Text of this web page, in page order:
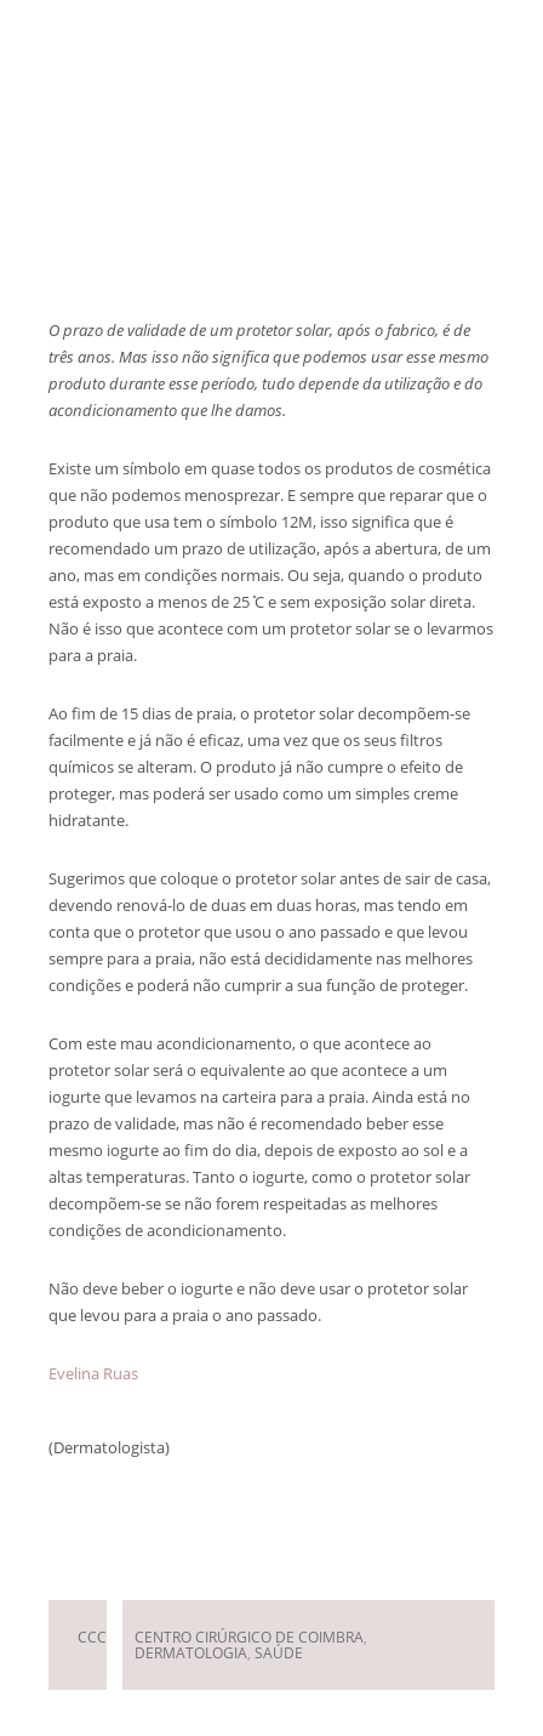
O prazo de validade de um protetor solar, após o fabrico, é de
três anos. Mas isso não significa que podemos usar esse mesmo
produto durante esse período, tudo depende da utilização e do
acondicionamento que lhe damos.
Existe um símbolo em quase todos os produtos de cosmética
que não podemos menosprezar. E sempre que reparar que o
produto que usa tem o símbolo 12M, isso significa que é
recomendado um prazo de utilização, após a abertura, de um
ano, mas em condições normais. Ou seja, quando o produto
está exposto a menos de 25 ̊C e sem exposição solar direta.
Não é isso que acontece com um protetor solar se o levarmos
para a praia.
Ao fim de 15 dias de praia, o protetor solar decompõem-se
facilmente e já não é eficaz, uma vez que os seus filtros
químicos se alteram. O produto já não cumpre o efeito de
proteger, mas poderá ser usado como um simples creme
hidratante.
Sugerimos que coloque o protetor solar antes de sair de casa,
devendo renová-lo de duas em duas horas, mas tendo em
conta que o protetor que usou o ano passado e que levou
sempre para a praia, não está decididamente nas melhores
condições e poderá não cumprir a sua função de proteger.
Com este mau acondicionamento, o que acontece ao
protetor solar será o equivalente ao que acontece a um
iogurte que levamos na carteira para a praia. Ainda está no
prazo de validade, mas não é recomendado beber esse
mesmo iogurte ao fim do dia, depois de exposto ao sol e a
altas temperaturas. Tanto o iogurte, como o protetor solar
decompõem-se se não forem respeitadas as melhores
condições de acondicionamento.
Não deve beber o iogurte e não deve usar o protetor solar
que levou para a praia o ano passado.
Evelina Ruas
(Dermatologista)
CCC CENTRO CIRÚRGICO DE COIMBRA,
DERMATOLOGIA, SAÚDE